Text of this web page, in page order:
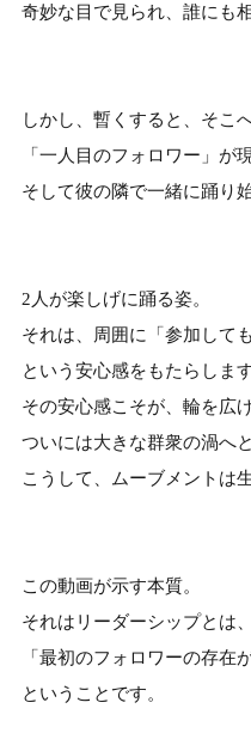
奇妙な目で見られ、誰にも
しかし、暫くすると、そこ
「一人目のフォロワー」が
そして彼の隣で一緒に踊り
2人が楽しげに踊る姿。
それは、周囲に「参加して
という安心感をもたらします
その安心感こそが、輪を広
ついには大きな群衆の渦へ
こうして、ムーブメントは
この動画が示す本質。
それはリーダーシップとは、
「最初のフォロワーの存在
ということです。